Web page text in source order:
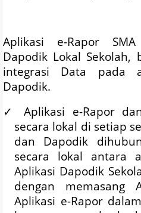
Aplikasi e-Rapor
Dapodik Lokal
integrasi Data pada
Dapodik.
✓
Aplikasi e-Rapor
secara lokal di setiap
dan Dapodik
secara lokal antara
Aplikasi Dapodik
dengan memasang
Aplikasi e-Rapor